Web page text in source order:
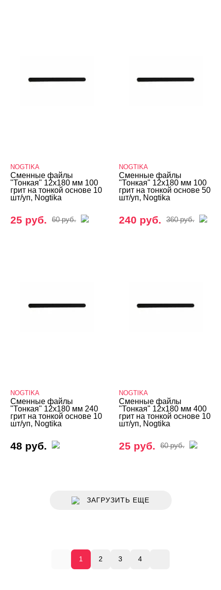
NOGTIKA
Сменные файлы
"Тонкая" 12х180 мм 100
грит на тонкой основе 10
шт/уп, Nogtika
25 руб. 60 руб.
NOGTIKA
Сменные файлы
"Тонкая" 12х180 мм 100
грит на тонкой основе 50
шт/уп, Nogtika
240 руб. 360 руб.
NOGTIKA
Сменные файлы
"Тонкая" 12х180 мм 240
грит на тонкой основе 10
шт/уп, Nogtika
48 руб.
NOGTIKA
Сменные файлы
"Тонкая" 12х180 мм 400
грит на тонкой основе 10
шт/уп, Nogtika
25 руб. 60 руб.
ЗАГРУЗИТЬ ЕЩЕ
1 2 3 4